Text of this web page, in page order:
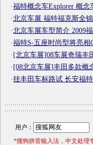
·福特概念车Explorer 概念
·北京车展 福特福克斯全
·北京车展车型简介 2009
·福特S-五座时尚型将亮相
·[北京车展]08车展奇瑞丰
·[08北京车展]丰田多款概
·挂丰田车标路试 长安福
用户：
*搜狗拼音输入法，中文处理